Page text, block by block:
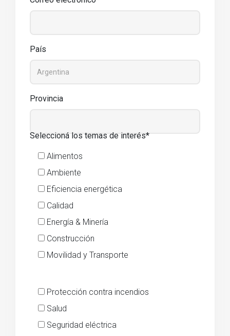
País
Provincia
Seleccioná los temas de interés*
Alimentos
Ambiente
Eficiencia energética
Calidad
Energía & Minería
Construcción
Movilidad y Transporte
Protección contra incendios
Salud
Seguridad eléctrica